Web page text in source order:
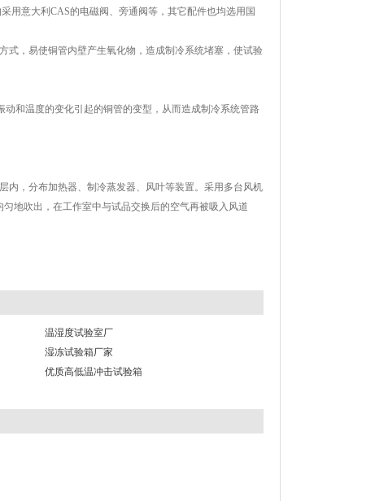
意大利CAS的电磁阀、旁通阀等，其它配件也均选用国
，易使铜管内壁产生氧化物，造成制冷系统堵塞，使试验
动和温度的变化引起的铜管的变型，从而造成制冷系统管路
布加热器、制冷蒸发器、风叶等装置。采用多台风机
匀地吹出，在工作室中与试品交换后的空气再被吸入风道
温湿度试验室厂
湿冻试验箱厂家
优质高低温冲击试验箱